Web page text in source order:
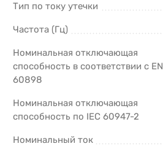
Тип по току утечки
Частота (Гц)
Номинальная отключающая
способность в соответствии с EN
60898
Номинальная отключающая
способность по IEC 60947-2
Номинальный ток